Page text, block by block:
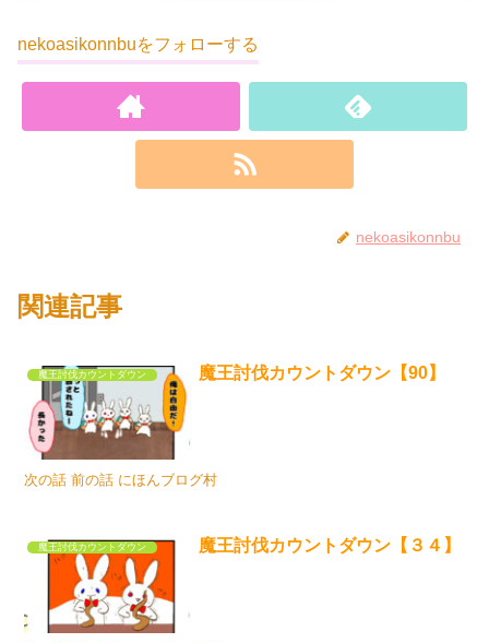
nekoasikonnbuをフォローする
nekoasikonnbu
関連記事
魔王討伐カウントダウン 魔王討伐カウントダウン【90】
次の話 前の話 にほんブログ村
魔王討伐カウントダウン 魔王討伐カウントダウン【３４】